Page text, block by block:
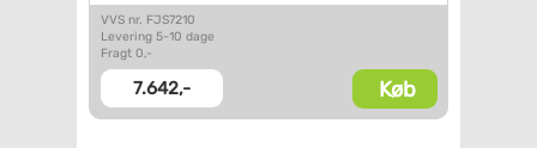
VVS nr. FJS7210
Levering 5-10 dage
Fragt 0,-
7.642,- Køb